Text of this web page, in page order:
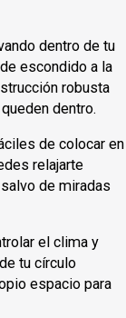
dentro de tu
escondido a la
robusta
dentro.
de colocar en
relajarte
de miradas
el clima y
tu círculo
espacio para